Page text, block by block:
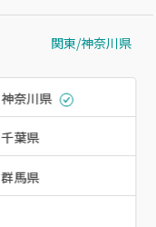
関東/神奈川県
神奈川県
千葉県
群馬県